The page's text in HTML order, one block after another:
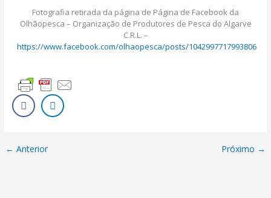
Fotografia retirada da página de Página de Facebook da
Olhãopesca – Organização de Produtores de Pesca do Algarve
C.R.L. –
https://www.facebook.com/olhaopesca/posts/1042997717993806
← Anterior Próximo →